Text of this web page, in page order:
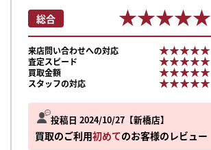
投稿日 2024/10/27 新橋店
買取のご利用初めてのお客様のレビュー
総合 ★★★★★
★★★★★
来店問い合わせへの対応 ★★★★★
★★★★★
査定スピード
★★★★★
★★★★★
買取金額
★★★★★
★★★★★
スタッフの対応
★★★★★
★★★★★